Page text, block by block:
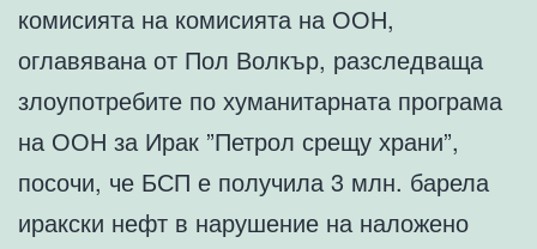
комисията на комисията на ООН,
оглавявана от Пол Волкър, разследваща
злоупотребите по хуманитарната програма
на ООН за Ирак ”Петрол срещу храни”,
посочи, че БСП е получила 3 млн. барела
иракски нефт в нарушение на наложено